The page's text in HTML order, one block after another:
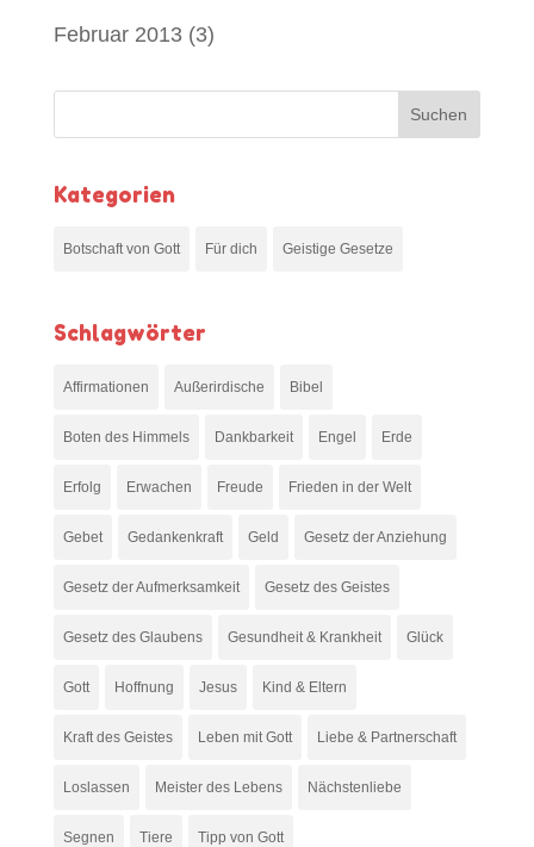
Februar 2013(3)
Kategorien
Botschaft von Gott Für dich Geistige Gesetze
Schlagwörter
Affirmationen Außerirdische Bibel
Boten des Himmels Dankbarkeit Engel Erde
Erfolg Erwachen Freude Frieden in der Welt
Gebet Gedankenkraft Geld Gesetz der Anziehung
Gesetz der Aufmerksamkeit Gesetz des Geistes
Gesetz des Glaubens Gesundheit & Krankheit Glück
Gott Hoffnung Jesus Kind & Eltern
Kraft des Geistes Leben mit Gott Liebe & Partnerschaft
Loslassen Meister des Lebens Nächstenliebe
Segnen Tiere Tipp von Gott